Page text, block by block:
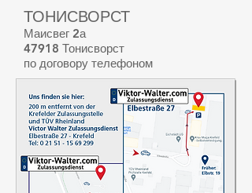
ТОНИСВОРСТ
Маисвег 2а
47918 Тонисворст
по договору телефоном